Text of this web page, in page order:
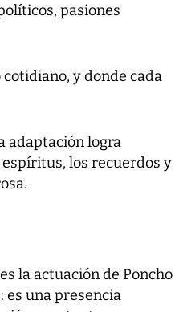
pasiones
y donde cada
adaptación logra
los recuerdos y
la actuación de Poncho
es una presencia